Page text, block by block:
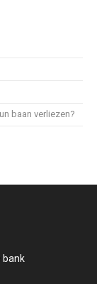
baan verliezen?
bank